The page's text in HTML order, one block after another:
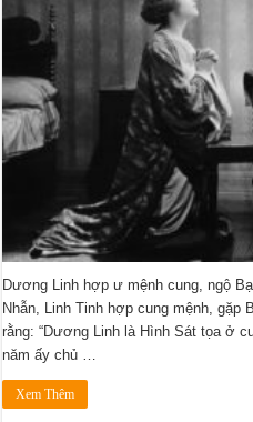
Dương Linh hợp ư mệnh cung, ngộ
Nhẫn, Linh Tinh hợp cung mệnh,
rằng: “Dương Linh là Hình Sát tọa ở
năm ấy chủ …
Xem Thêm